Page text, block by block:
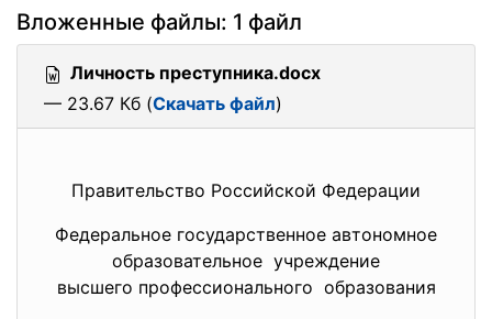
Вложенные файлы: 1 файл
Личность преступника.docx
— 23.67 Кб (Скачать файл)
Правительство Российской Федерации
Федеральное государственное автономное
образовательное учреждение
высшего профессионального образования